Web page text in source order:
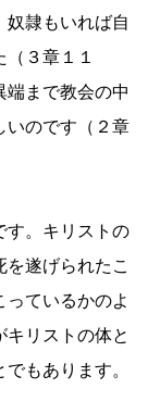
奴隷もいれば自
３章１１
端まで教会の中
いのです（２章
す。キリストの
遂げられたこ
っているかのよ
キリストの体と
もあります。